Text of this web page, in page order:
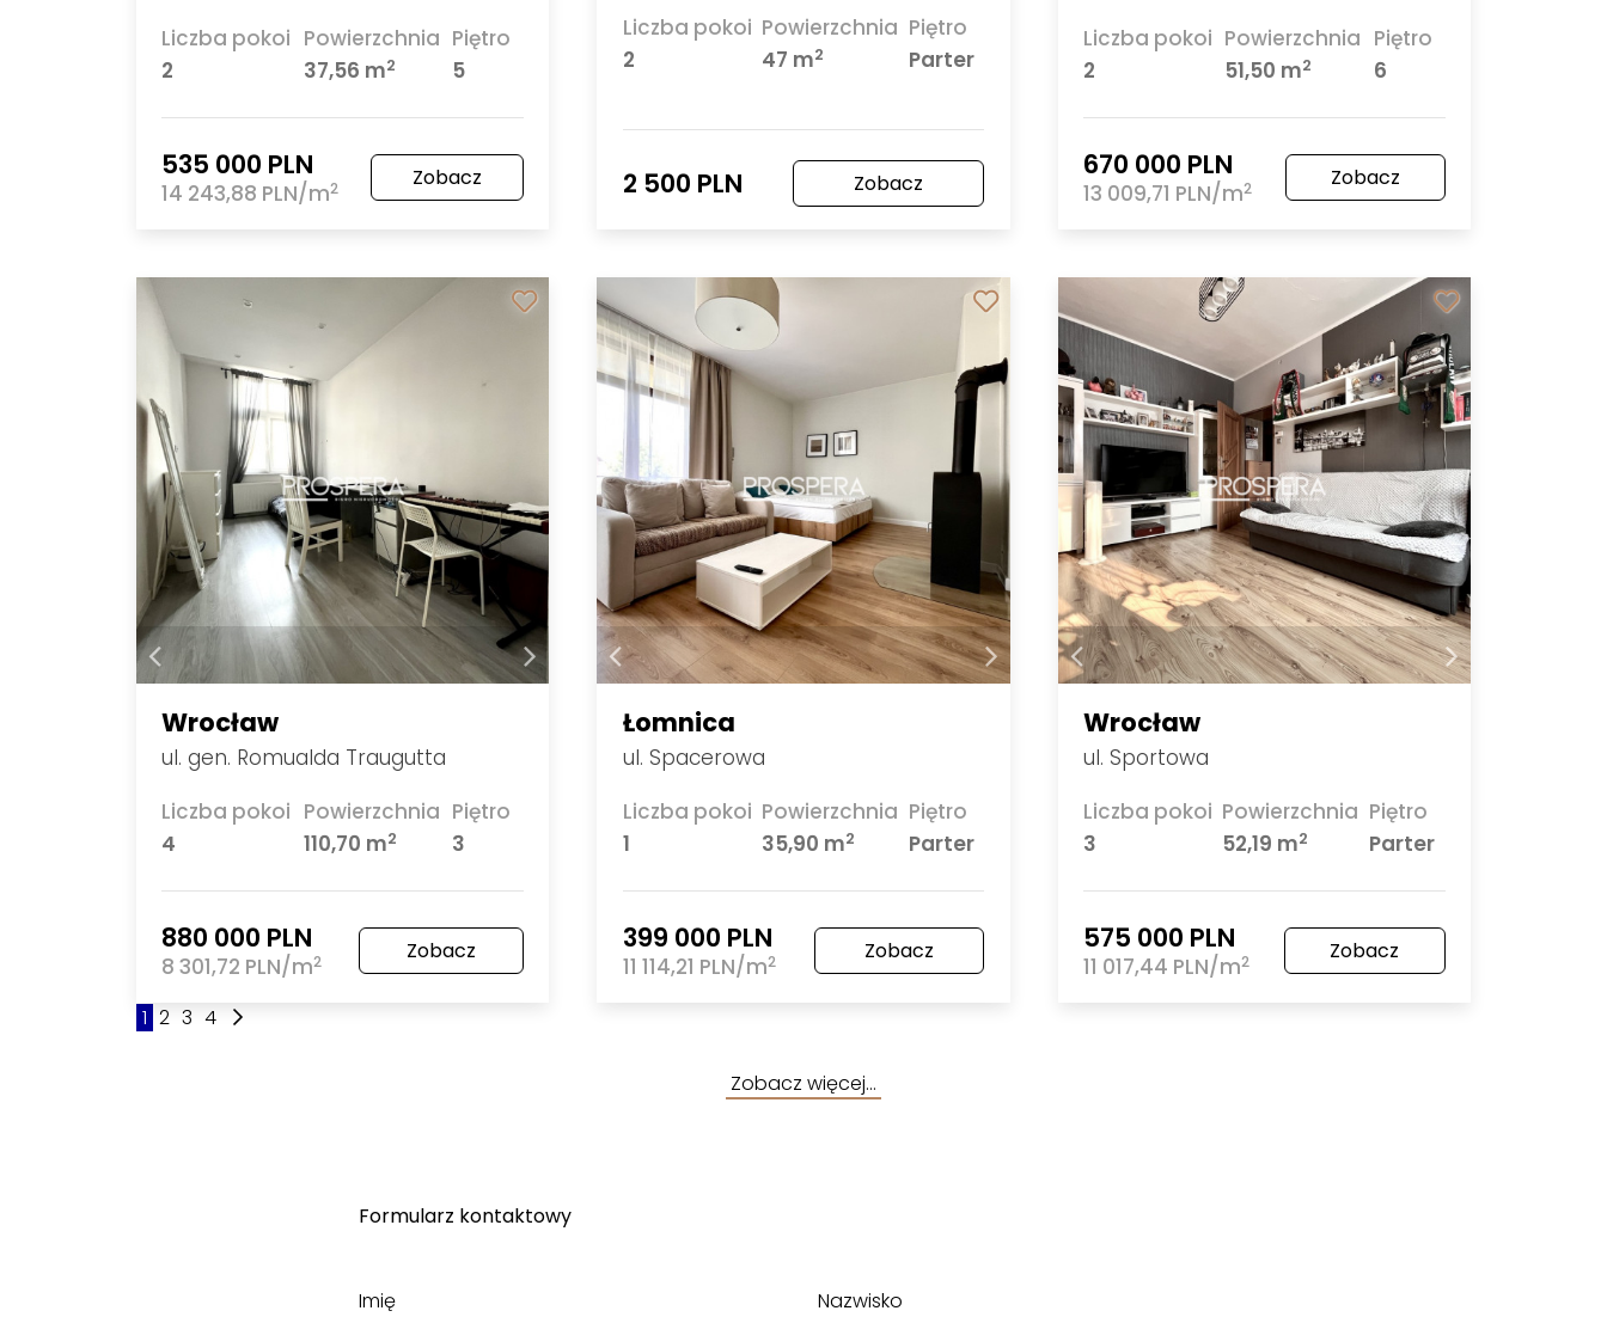
Liczba pokoi
2
Powierzchnia
37,56 m2
Piętro
5
535 000 PLN
14 243,88 PLN/m2 Zobacz
Liczba pokoi
2
Powierzchnia
47 m2
Piętro
Parter
2 500 PLN Zobacz
Liczba pokoi
2
Powierzchnia
51,50 m2
Piętro
6
670 000 PLN
13 009,71 PLN/m2 Zobacz
Wrocław
ul. gen. Romualda Traugutta
Liczba pokoi
4
Powierzchnia
110,70 m2
Piętro
3
880 000 PLN
8 301,72 PLN/m2 Zobacz
Łomnica
ul. Spacerowa
Liczba pokoi
1
Powierzchnia
35,90 m2
Piętro
Parter
399 000 PLN
11 114,21 PLN/m2 Zobacz
Wrocław
ul. Sportowa
Liczba pokoi
3
Powierzchnia
52,19 m2
Piętro
Parter
575 000 PLN
11 017,44 PLN/m2 Zobacz
1 2 3 4
Zobacz więcej…
Formularz kontaktowy
Imię Nazwisko